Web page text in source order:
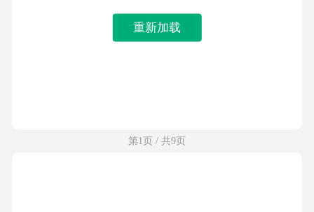
重新加载
第1页 / 共9页